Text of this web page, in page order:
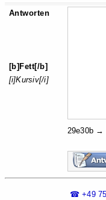
Antworten
[b]Fett[/b]
[i]Kursiv[/i]
29e30b →
☎ +49